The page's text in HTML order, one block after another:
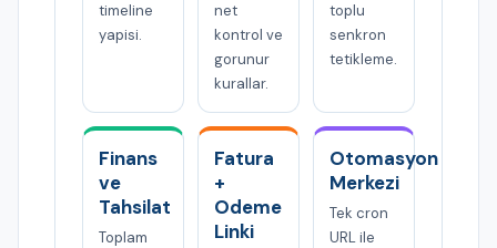
timeline
yapisi.
net
kontrol ve
gorunur
kurallar.
toplu
senkron
tetikleme.
Finans
ve
Tahsilat
Toplam
Fatura
+
Odeme
Linki
Otomasyon
Merkezi
Tek cron
URL ile